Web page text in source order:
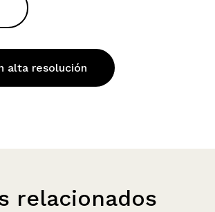
alta resolución
relacionados